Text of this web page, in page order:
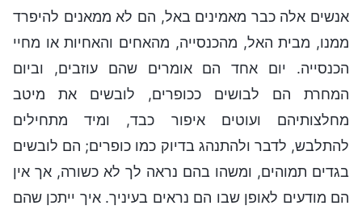
אנשים אלה כבר מאמינים באל, הם לא ממאנים להיפרד
ממנו, מבית האל, מהכנסייה, מהאחים והאחיות או מחיי
הכנסייה. יום אחד הם אומרים שהם עוזבים, וביום
המחרת הם לבושים ככופרים, לובשים את מיטב
מחלצותיהם ועוטים איפור כבד, ומיד מתחילים
להתלבש, לדבר ולהתנהג בדיוק כמו כופרים; הם לובשים
בגדים תמוהים, ומשהו בהם נראה לך לא כשורה, אך אין
הם מודעים לאופן שבו הם נראים בעיניך. איך ייתכן שהם